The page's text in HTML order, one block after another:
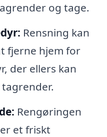
og tage.
Rensning kan
fjerne hjem for
der ellers kan
Rengøringen
et friskt